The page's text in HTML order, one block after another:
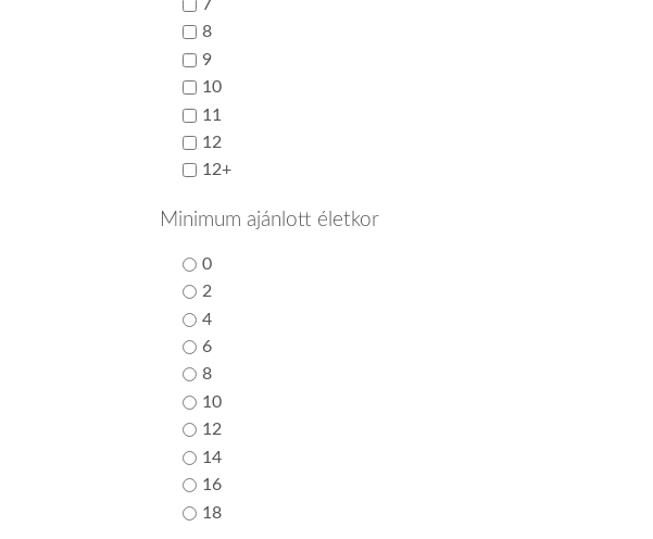
7
8
9
10
11
12
12+
Minimum ajánlott életkor
0
2
4
6
8
10
12
14
16
18